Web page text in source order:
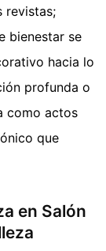
revistas;
bienestar se
hacia lo
profunda o
como actos
que
en Salón